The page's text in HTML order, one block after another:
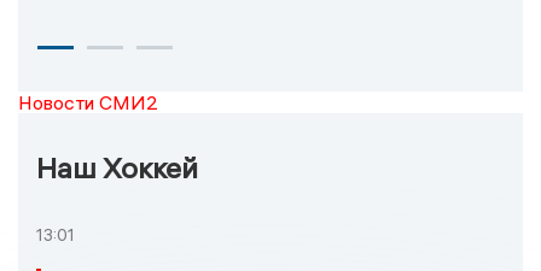
Новости СМИ2
Наш Хоккей
13:01